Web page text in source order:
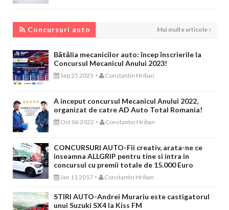
Concursuri auto Mai multe articole
Bătălia mecanicilor auto: încep înscrierile la
Concursul Mecanicul Anului 2023!
Sep 25 2023 - Constantin Hriban
A inceput concursul Mecanicul Anului 2022,
organizat de catre AD Auto Total Romania!
Oct 06 2022 - Constantin Hriban
CONCURSURI AUTO-Fii creativ, arata-ne ce
inseamna ALLGRIP pentru tine si intra in
concursul cu premii totale de 15.000 Euro
Jan 11 2017 - Constantin Hriban
STIRI AUTO-Andrei Murariu este castigatorul
unui Suzuki SX4 la Kiss FM